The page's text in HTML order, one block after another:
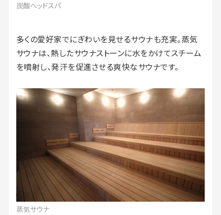
炭酸ヘッドスパ
多くの愛好家でにぎわいを見せるサウナも充実。蒸気
サウナは、熱したサウナストーンに水をかけてスチーム
を噴射し、発汗を促進させる爽快なサウナです。
蒸気サウナ